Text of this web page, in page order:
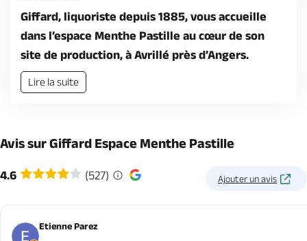
Giffard, liquoriste depuis 1885, vous accueille
dans l’espace Menthe Pastille au cœur de son
site de production, à Avrillé près d’Angers.
Lire la suite
Avis sur Giffard Espace Menthe Pastille
4.6 (527) Ajouter un avis
Etienne Parez